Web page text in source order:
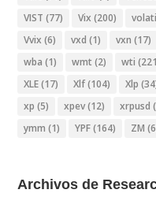
VIST (77) Vix (200)
Vvix (6) vxd (1) vxn (17)
wba (1) wmt (2) wti
XLE(17) Xlf(104) Xlp
xp (5) xpev(12) xrpusd
ymm (1) YPF(164) ZM
Archivos de